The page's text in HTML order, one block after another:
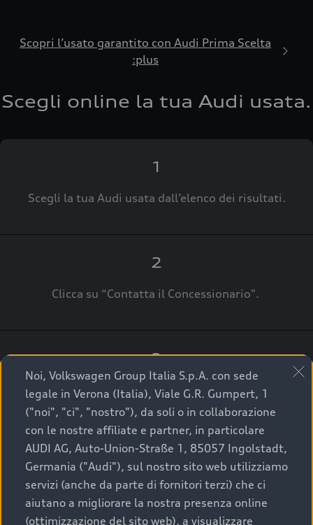
Scopri l’usato garantito con Audi Prima Scelta
:plus
Scegli online la tua Audi usata.
1
Scegli la tua Audi usata dall’elenco dei risultati.
2
Clicca su “Contatta il Concessionario".
3
A breve verrai ricontattato dal Customer Care
Audi Center o direttamente dal Concessionario
che ti supporterà per finalizzare la tua richiesta.
La qualità di acquistare
Noi, Volkswagen Group Italia S.p.A. con sede
legale in Verona (Italia), Viale G.R. Gumpert, 1
("noi", "ci", "nostro"), da soli o in collaborazione
con le nostre affiliate e partner, in particolare
AUDI AG, Auto-Union-Straße 1, 85057 Ingolstadt,
Germania ("Audi"), sul nostro sito web utilizziamo
servizi (anche da parte di fornitori terzi) che ci
aiutano a migliorare la nostra presenza online
(ottimizzazione del sito web), a visualizzare